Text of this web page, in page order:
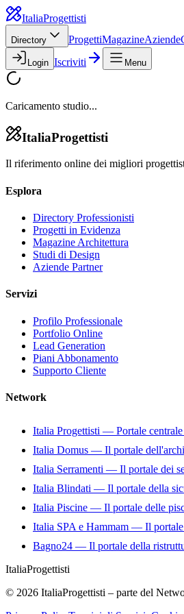
ItaliaProgettisti
Directory ProgettiMagazineAziende
Login Iscriviti Menu
Caricamento studio...
ItaliaProgettisti
Il riferimento online dei migliori
Esplora
Directory Professionisti
Progetti in Evidenza
Magazine Architettura
Studi di Design
Aziende Partner
Servizi
Profilo Professionale
Portfolio Online
Lead Generation
Piani Abbonamento
Supporto Cliente
Network
Italia Progettisti — Portale
Italia Domus — Il portale
Italia Serramenti — Il portale dei
Italia Blindati — Il portale della
Italia Piscine — Il portale delle
Italia SPA e Hammam — Il
Bagno24 — Il portale della
ItaliaProgettisti
© 2026 ItaliaProgettisti – parte del